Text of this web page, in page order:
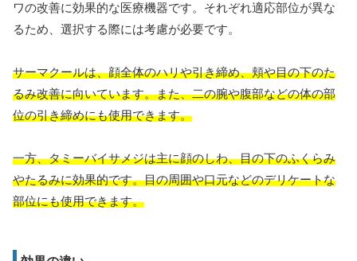
ワの改善に効果的な医療機器です。それぞれ適応部位が異な
るため、選択する際には考慮が必要です。
サーマクールは、顔全体のハリや引き締め、頬や目の下のた
るみ改善に向いています。また、二の腕や腹部などの体の部
位の引き締めにも使用できます。
一方、タミーバイサメジは主に顔のしわ、目の下のふくらみ
やたるみに効果的です。目の周囲や口元などのデリケートな
部位にも使用できます。